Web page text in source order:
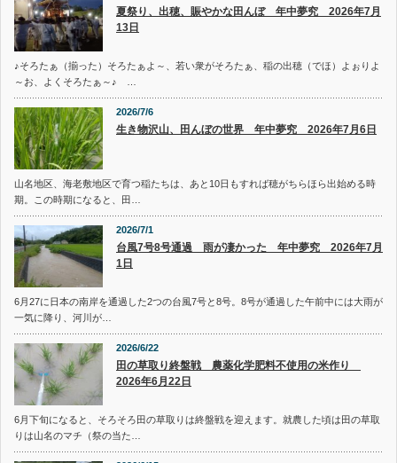
夏祭り、出穂、賑やかな田んぼ 年中夢究 2026年7月
13日
♪そろたぁ（揃った）そろたぁよ～、若い衆がそろたぁ、稲の出穂（でほ）よぉりよ
～お、よくそろたぁ～♪ …
2026/7/6
生き物沢山、田んぼの世界 年中夢究 2026年7月6日
山名地区、海老敷地区で育つ稲たちは、あと10日もすれば穂がちらほら出始める時
期。この時期になると、田…
2026/7/1
台風7号8号通過 雨が凄かった 年中夢究 2026年7月
1日
6月27に日本の南岸を通過した2つの台風7号と8号。8号が通過した午前中には大雨が
一気に降り、河川が…
2026/6/22
田の草取り終盤戦 農薬化学肥料不使用の米作り
2026年6月22日
6月下旬になると、そろそろ田の草取りは終盤戦を迎えます。就農した頃は田の草取
りは山名のマチ（祭の当た…